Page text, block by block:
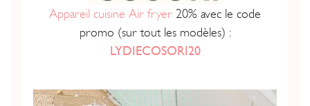
Appareil cuisine Air fryer 20% avec le code
promo (sur tout les modèles) :
LYDIECOSORI20